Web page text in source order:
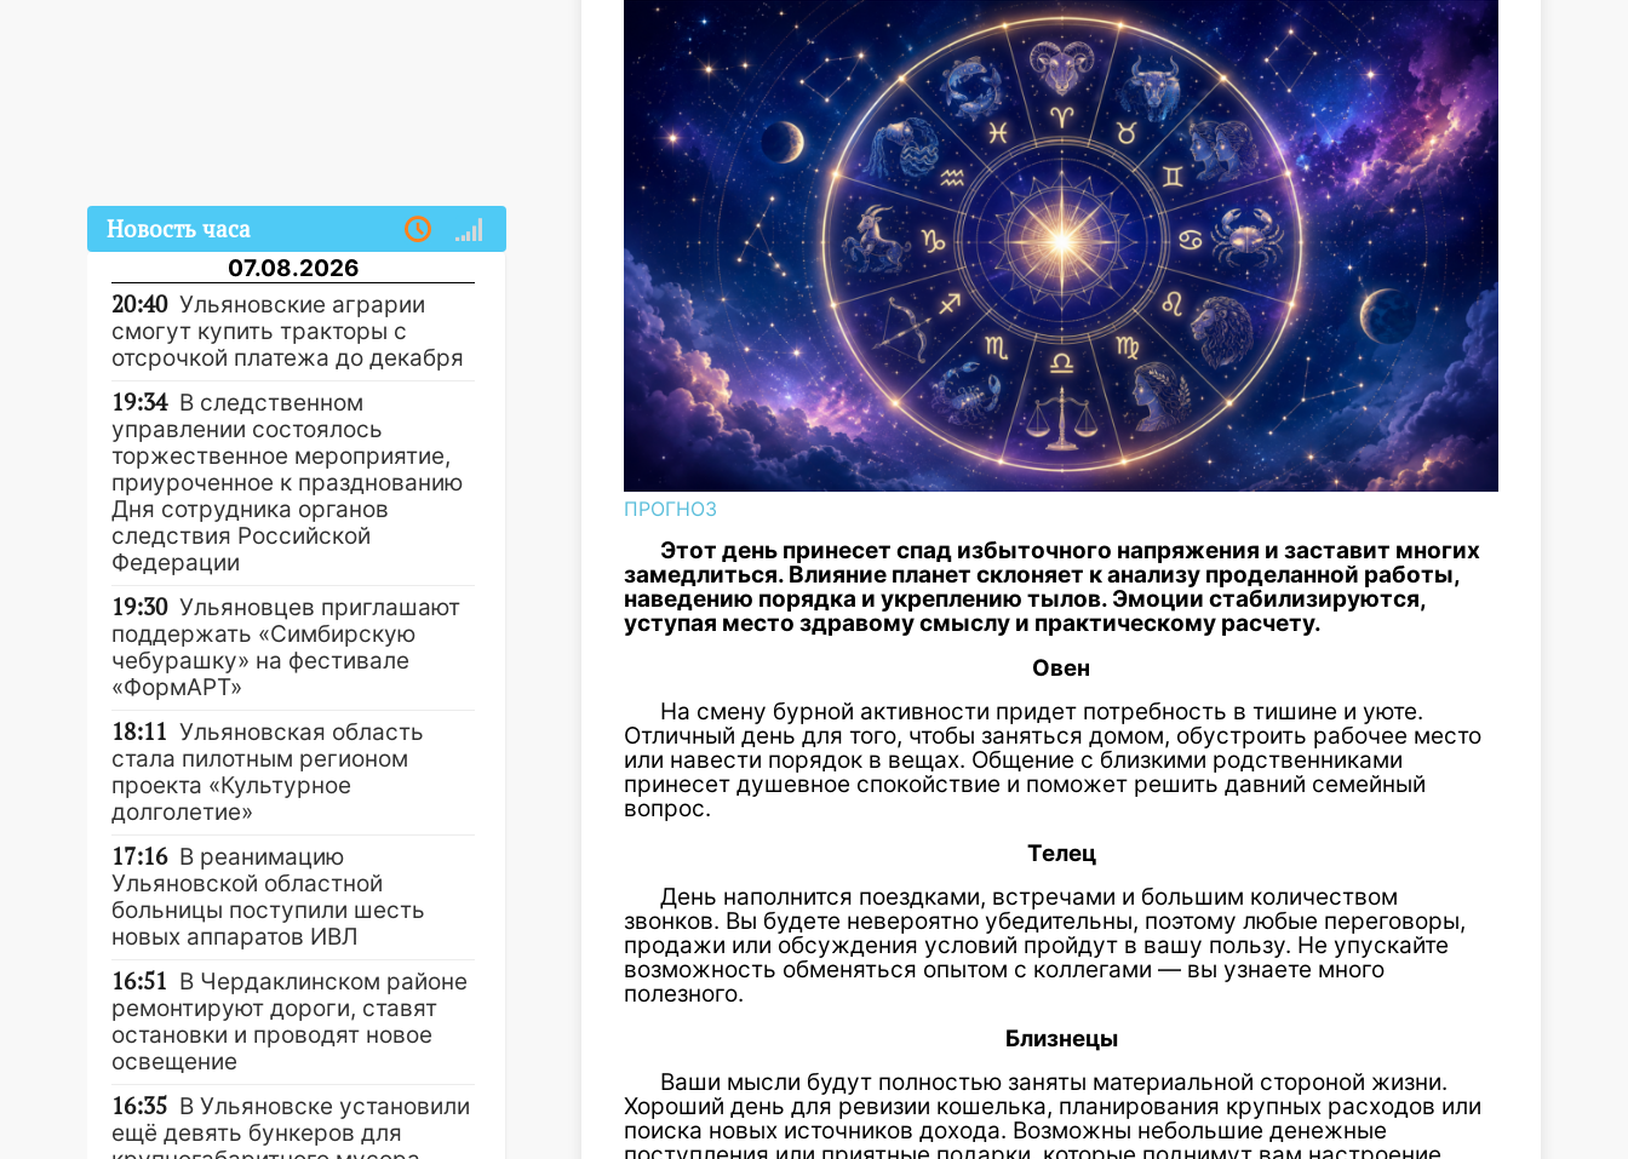
ПРОГНОЗ
Этот день принесет спад избыточного напряжения и заставит многих
замедлиться. Влияние планет склоняет к анализу проделанной работы,
наведению порядка и укреплению тылов. Эмоции стабилизируются,
уступая место здравому смыслу и практическому расчету.
Овен
На смену бурной активности придет потребность в тишине и уюте.
Отличный день для того, чтобы заняться домом, обустроить рабочее место
или навести порядок в вещах. Общение с близкими родственниками
принесет душевное спокойствие и поможет решить давний семейный
вопрос.
Телец
День наполнится поездками, встречами и большим количеством
звонков. Вы будете невероятно убедительны, поэтому любые переговоры,
продажи или обсуждения условий пройдут в вашу пользу. Не упускайте
возможность обменяться опытом с коллегами — вы узнаете много
полезного.
Близнецы
Ваши мысли будут полностью заняты материальной стороной жизни.
Хороший день для ревизии кошелька, планирования крупных расходов или
поиска новых источников дохода. Возможны небольшие денежные
Новость часа
07.08.2026
20:40 Ульяновские аграрии
смогут купить тракторы с
отсрочкой платежа до декабря
19:34 В следственном
управлении состоялось
торжественное мероприятие,
приуроченное к празднованию
Дня сотрудника органов
следствия Российской
Федерации
19:30 Ульяновцев приглашают
поддержать «Симбирскую
чебурашку» на фестивале
«ФормАРТ»
18:11 Ульяновская область
стала пилотным регионом
проекта «Культурное
долголетие»
17:16 В реанимацию
Ульяновской областной
больницы поступили шесть
новых аппаратов ИВЛ
16:51 В Чердаклинском районе
ремонтируют дороги, ставят
остановки и проводят новое
освещение
16:35 В Ульяновске установили
ещё девять бункеров для